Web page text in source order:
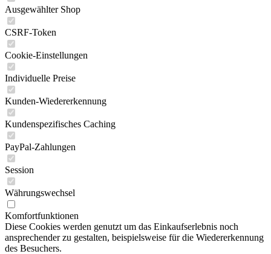
Ausgewählter Shop
CSRF-Token
Cookie-Einstellungen
Individuelle Preise
Kunden-Wiedererkennung
Kundenspezifisches Caching
PayPal-Zahlungen
Session
Währungswechsel
Komfortfunktionen
Diese Cookies werden genutzt um das Einkaufserlebnis noch
ansprechender zu gestalten, beispielsweise für die Wiedererkennung
des Besuchers.